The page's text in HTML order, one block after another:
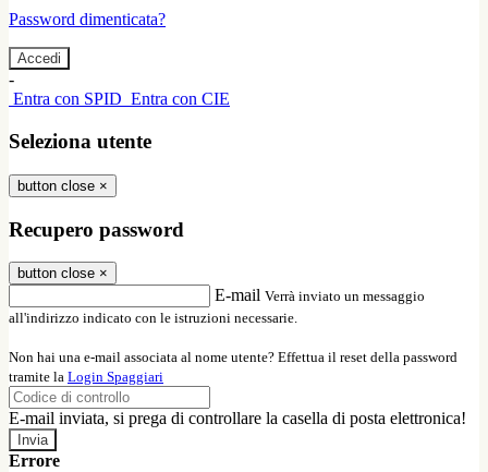
Password dimenticata?
-
Entra con SPID Entra con CIE
Seleziona utente
button close ×
Recupero password
button close ×
E-mail Verrà inviato un messaggio
all'indirizzo indicato con le istruzioni necessarie.
Non hai una e-mail associata al nome utente? Effettua il reset della password
tramite la Login Spaggiari
E-mail inviata, si prega di controllare la casella di posta elettronica!
Errore